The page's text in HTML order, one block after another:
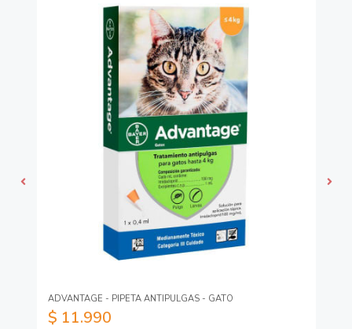
ADVANTAGE - PIPETA ANTIPULGAS - GATO
$ 11.990